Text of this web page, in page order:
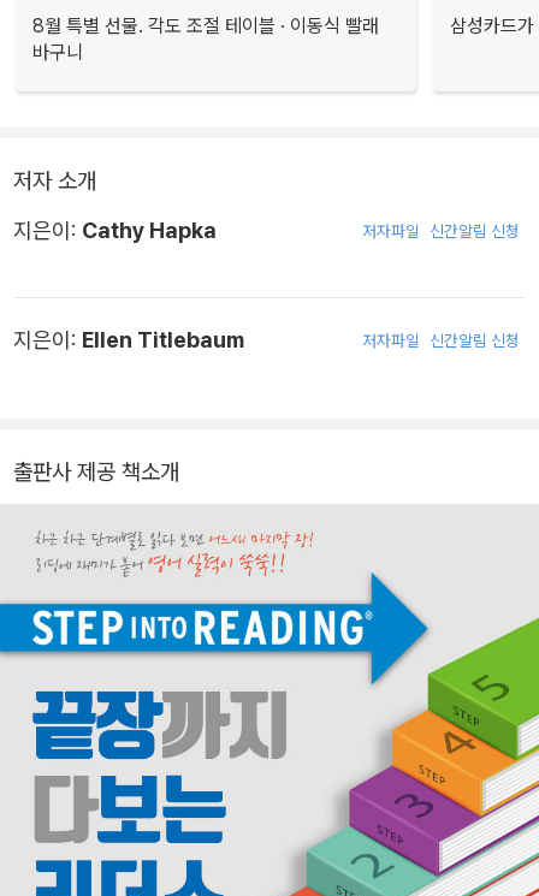
8월 특별 선물. 각도 조절 테이블 · 이동식 빨래
바구니
삼성카드
저자 소개
지은이: Cathy Hapka 저자파일 신간알림 신청
지은이: Ellen Titlebaum 저자파일 신간알림 신청
출판사 제공 책소개